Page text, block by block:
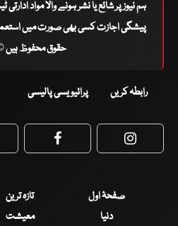
ہم نیوز پر شائع یا نشر ہونے والا مواد
پیشگی اجازت کسی بھی صورت میں
حقوق محفوظ ہیں ©
رابطہ کریں پرائیویسی پالیسی
Facebook
صفحۂ اول تازہ ترین
دنیا
معیشت